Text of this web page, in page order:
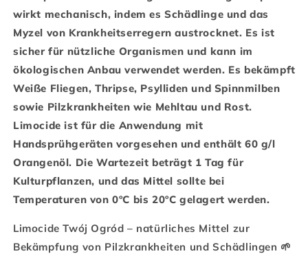
wirkt mechanisch, indem es Schädlinge und das
Myzel von Krankheitserregern austrocknet. Es ist
sicher für nützliche Organismen und kann im
ökologischen Anbau verwendet werden. Es bekämpft
Weiße Fliegen, Thripse, Psylliden und Spinnmilben
sowie Pilzkrankheiten wie Mehltau und Rost.
Limocide ist für die Anwendung mit
Handsprühgeräten vorgesehen und enthält 60 g/l
Orangenöl. Die Wartezeit beträgt 1 Tag für
Kulturpflanzen, und das Mittel sollte bei
Temperaturen von 0ºC bis 20ºC gelagert werden.
Limocide Twój Ogród – natürliches Mittel zur
Bekämpfung von Pilzkrankheiten und Schädlingen 🌱